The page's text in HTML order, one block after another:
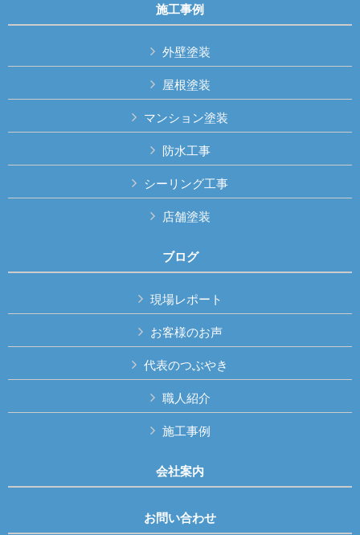
施工事例
外壁塗装
屋根塗装
マンション塗装
防水工事
シーリング工事
店舗塗装
ブログ
現場レポート
お客様のお声
代表のつぶやき
職人紹介
施工事例
会社案内
お問い合わせ